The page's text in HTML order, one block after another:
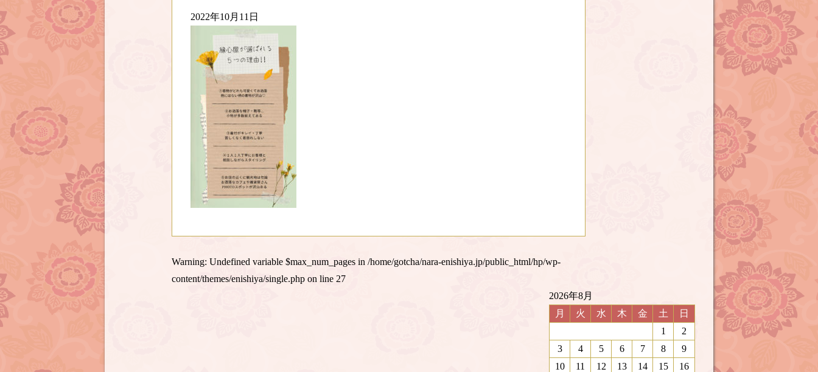
2022年10月11日
Warning: Undefined variable $max_num_pages in /home/gotcha/nara-enishiya.jp/public_html/hp/wp-
content/themes/enishiya/single.php on line 27
2026年8月
月
火 水 木 金 土
日
1
2
3
4 5 6 7 8
9
10
11 12 13 14 15
16